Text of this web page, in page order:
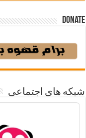
Donate
شبکه های اجتماعی